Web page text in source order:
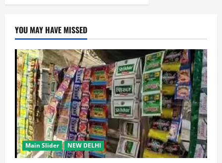
YOU MAY HAVE MISSED
Main Slider NEW DELHI